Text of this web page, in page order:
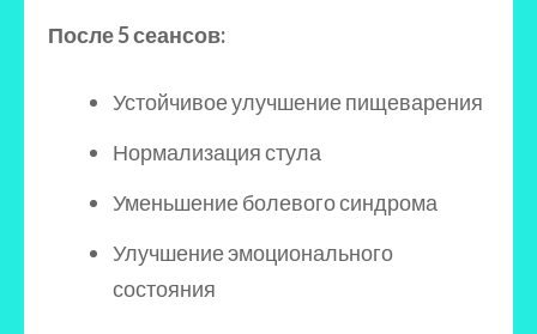
После 5 сеансов:
Устойчивое улучшение пищеварения
Нормализация стула
Уменьшение болевого синдрома
Улучшение эмоционального
состояния